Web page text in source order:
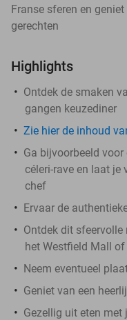
Franse sferen en
gerechten
Highlights
Ontdek de smaken
gangen keuzediner
Zie hier de inhoud
Ga bijvoorbeeld
céleri-rave en laat je
chef
Ervaar de
Ontdek dit
het Westfield Mall
Neem eventueel
Geniet van een
Gezellig uit eten